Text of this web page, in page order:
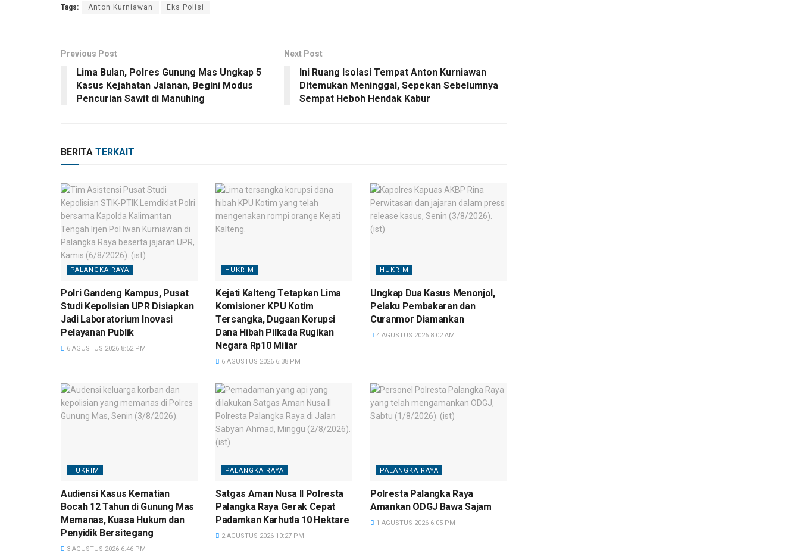
Tags: Anton Kurniawan Eks Polisi
Previous Post
Lima Bulan, Polres Gunung Mas Ungkap 5
Kasus Kejahatan Jalanan, Begini Modus
Pencurian Sawit di Manuhing
Next Post
Ini Ruang Isolasi Tempat Anton Kurniawan
Ditemukan Meninggal, Sepekan Sebelumnya
Sempat Heboh Hendak Kabur
BERITA TERKAIT
PALANGKA RAYA
Polri Gandeng Kampus, Pusat
Studi Kepolisian UPR Disiapkan
Jadi Laboratorium Inovasi
Pelayanan Publik
6 AGUSTUS 2026 8:52 PM
HUKRIM
Kejati Kalteng Tetapkan Lima
Komisioner KPU Kotim
Tersangka, Dugaan Korupsi
Dana Hibah Pilkada Rugikan
Negara Rp10 Miliar
6 AGUSTUS 2026 6:38 PM
HUKRIM
Ungkap Dua Kasus Menonjol,
Pelaku Pembakaran dan
Curanmor Diamankan
4 AGUSTUS 2026 8:02 AM
HUKRIM
Audiensi Kasus Kematian
Bocah 12 Tahun di Gunung Mas
Memanas, Kuasa Hukum dan
Penyidik Bersitegang
3 AGUSTUS 2026 6:46 PM
PALANGKA RAYA
Satgas Aman Nusa II Polresta
Palangka Raya Gerak Cepat
Padamkan Karhutla 10 Hektare
2 AGUSTUS 2026 10:27 PM
PALANGKA RAYA
Polresta Palangka Raya
Amankan ODGJ Bawa Sajam
1 AGUSTUS 2026 6:05 PM